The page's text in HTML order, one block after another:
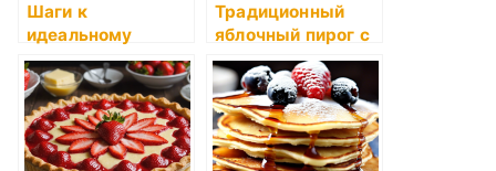
Шаги к
идеальному
домашнему
пирогу с ягодами
Традиционный
яблочный пирог с
корочкой, как у
бабушки